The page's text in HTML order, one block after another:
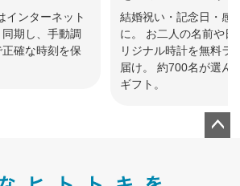
インターネット
期し、手動調
確な時刻を保
結婚祝い・記念日・感
に。 お二人の名前や日
リジナル時計を無料ラ
届け。 約700名が選ん
ギフト。